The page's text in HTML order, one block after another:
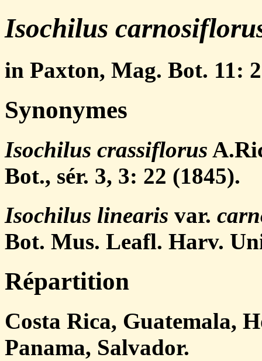
Isochilus
in Paxton, Mag. Bot. 11:
Synonymes
Isochilus crassiflorus
Bot., sér. 3, 3: 22 (1845).
Isochilus linearis var.
Bot. Mus. Leafl. Harv.
Répartition
Costa Rica, Guatemala,
Panama, Salvador.